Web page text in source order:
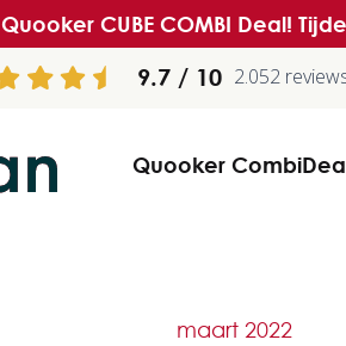
Quooker CUBE COMBI Deal!
9.7 2.052
Quooker
maart 2022